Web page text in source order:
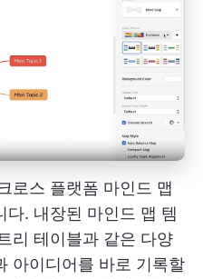
로스 플랫폼 마인드 맵
다. 내장된 마인드 맵 템
리 테이블과 같은 다양
아이디어를 바로 기록할